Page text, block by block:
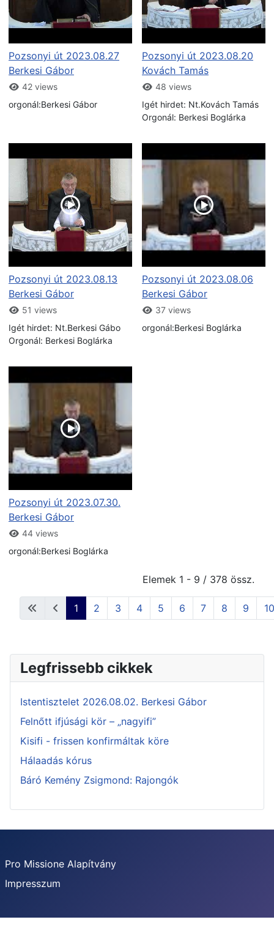
Pozsonyi út 2023.08.27
Berkesi Gábor
42 views
orgonál:Berkesi Gábor
Pozsonyi út 2023.08.20
Kovách Tamás
48 views
Igét hirdet: Nt.Kovách Tamás
Orgonál: Berkesi Boglárka
Pozsonyi út 2023.08.13
Berkesi Gábor
51 views
Igét hirdet: Nt.Berkesi Gábo
Orgonál: Berkesi Boglárka
Pozsonyi út 2023.08.06
Berkesi Gábor
37 views
orgonál:Berkesi Boglárka
Pozsonyi út 2023.07.30.
Berkesi Gábor
44 views
orgonál:Berkesi Boglárka
Elemek 1 - 9 / 378 össz.
1 2 3 4 5 6 7 8 9 10
Legfrissebb cikkek
Istentisztelet 2026.08.02. Berkesi Gábor
Felnőtt ifjúsági kör – „nagyifi”
Kisifi - frissen konfirmáltak köre
Hálaadás kórus
Báró Kemény Zsigmond: Rajongók
Pro Missione Alapítvány
Impresszum